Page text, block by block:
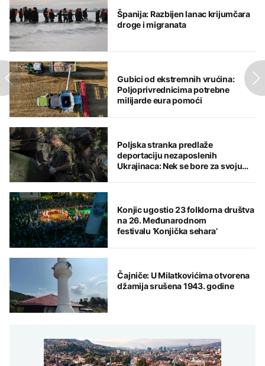
Španija: Razbijen lanac krijumčara
droge i migranata
Gubici od ekstremnih vrućina:
Poljoprivrednicima potrebne
milijarde eura pomoći
Poljska stranka predlaže
deportaciju nezaposlenih
Ukrajinaca: Nek se bore za svoju
Konjic ugostio 23 folklorna društva
na 26. Međunarodnom
festivalu ‘Konjička sehara’
Čajniče: U Milatkovićima otvorena
džamija srušena 1943. godine